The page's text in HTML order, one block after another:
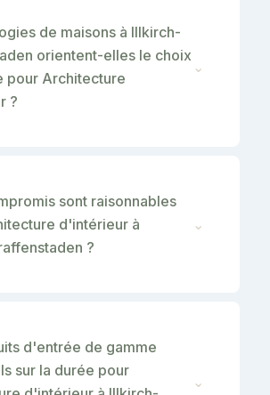
de maisons à Illkirch-
orientent-elles le choix
pour Architecture
?
⌄
sont raisonnables
d'intérieur à
?
⌄
d'entrée de gamme
sur la durée pour
⌄